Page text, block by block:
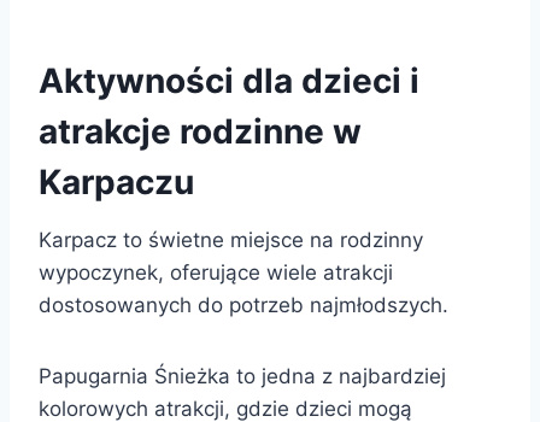
Aktywności dla dzieci i
atrakcje rodzinne w
Karpaczu
Karpacz to świetne miejsce na rodzinny
wypoczynek, oferujące wiele atrakcji
dostosowanych do potrzeb najmłodszych.
Papugarnia Śnieżka to jedna z najbardziej
kolorowych atrakcji, gdzie dzieci mogą